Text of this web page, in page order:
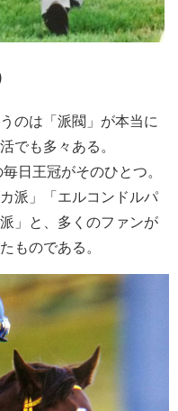
のは「派閥」が本当に
でも多々ある。
日王冠がそのひとつ。
派」「エルコンドルパ
」と、多くのファンが
ものである。